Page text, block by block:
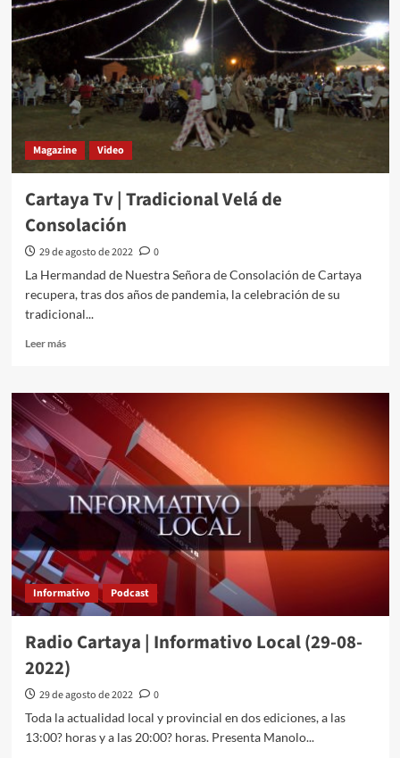
Magazine Video
Cartaya Tv | Tradicional Velá de
Consolación
29 de agosto de 2022
0
La Hermandad de Nuestra Señora de Consolación de Cartaya
recupera, tras dos años de pandemia, la celebración de su
tradicional...
Leer más
Informativo Podcast
Radio Cartaya | Informativo Local (29-08-
2022)
29 de agosto de 2022
0
Toda la actualidad local y provincial en dos ediciones, a las
13:00? horas y a las 20:00? horas. Presenta Manolo...